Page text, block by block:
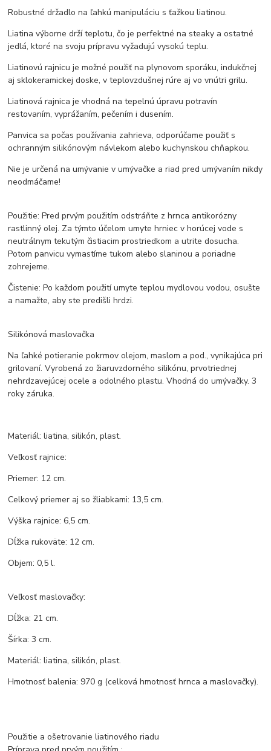
Robustné držadlo na ľahkú manipuláciu s ťažkou liatinou.
Liatina výborne drží teplotu, čo je perfektné na steaky a ostatné
jedlá, ktoré na svoju prípravu vyžadujú vysokú teplu.
Liatinovú rajnicu je možné použiť na plynovom sporáku, indukčnej
aj sklokeramickej doske, v teplovzdušnej rúre aj vo vnútri grilu.
Liatinová rajnica je vhodná na tepelnú úpravu potravín
restovaním, vyprážaním, pečením i dusením.
Panvica sa počas používania zahrieva, odporúčame použiť s
ochranným silikónovým návlekom alebo kuchynskou chňapkou.
Nie je určená na umývanie v umývačke a riad pred umývaním nikdy
neodmáčame!
Použitie: Pred prvým použitím odstráňte z hrnca antikorózny
rastlinný olej. Za týmto účelom umyte hrniec v horúcej vode s
neutrálnym tekutým čistiacim prostriedkom a utrite dosucha.
Potom panvicu vymastíme tukom alebo slaninou a poriadne
zohrejeme.
Čistenie: Po každom použití umyte teplou mydlovou vodou, osušte
a namažte, aby ste predišli hrdzi.
Silikónová maslovačka
Na ľahké potieranie pokrmov olejom, maslom a pod., vynikajúca pri
grilovaní. Vyrobená zo žiaruvzdorného silikónu, prvotriednej
nehrdzavejúcej ocele a odolného plastu. Vhodná do umývačky. 3
roky záruka.
Materiál: liatina, silikón, plast.
Veľkosť rajnice:
Priemer: 12 cm.
Celkový priemer aj so žliabkami: 13,5 cm.
Výška rajnice: 6,5 cm.
Dĺžka rukoväte: 12 cm.
Objem: 0,5 l.
Veľkosť maslovačky:
Dĺžka: 21 cm.
Šírka: 3 cm.
Materiál: liatina, silikón, plast.
Hmotnosť balenia: 970 g (celková hmotnosť hrnca a maslovačky).
Použitie a ošetrovanie liatinového riadu